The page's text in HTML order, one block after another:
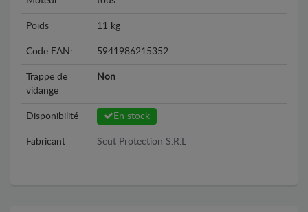
Poids 11 kg
Code EAN: 5941986215352
Trappe de
vidange
Non
Disponibilité En stock
Fabricant Scut Protection S.R.L